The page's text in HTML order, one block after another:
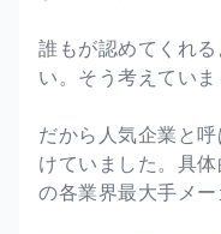
誰もが認めてくれ
い。そう考えていま
だから人気企業と
けていました。具
の各業界最大手メー